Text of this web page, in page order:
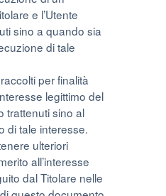
e l’Utente
sino a quando sia
di tale
per finalità
legittimo del
trattenuti sino al
di tale interesse.
ulteriori
all’interesse
dal Titolare nelle